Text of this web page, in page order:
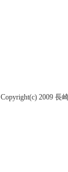
Copyright(c) 2009 長